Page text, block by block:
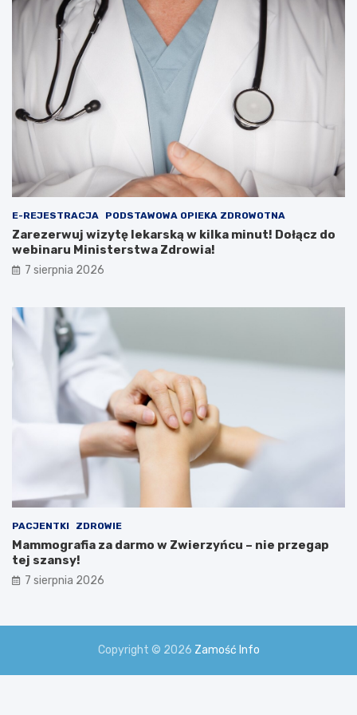
óa
E-REJESTRACJA PODSTAWOWA OPIEKA ZDROWOTNA
Zarezerwuj wizytę lekarską w kilka minut! Dołącz do
webinaru Ministerstwa Zdrowia!
7 sierpnia 2026
PACJENTKI ZDROWIE
Mammografia za darmo w Zwierzyńcu – nie przegap
tej szansy!
7 sierpnia 2026
Copyright © 2026 Zamość Info